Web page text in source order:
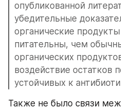
опубликованной
убедительные
органические
питательны, чем
органических
воздействие остатков
устойчивых к
Также не было связи